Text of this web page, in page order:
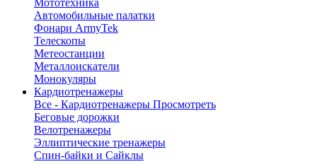
Мототехника
Автомобильные палатки
Фонари ArmyTek
Телескопы
Метеостанции
Металлоискатели
Монокуляры
Кардиотренажеры
Все - Кардиотренажеры Просмотреть
Беговые дорожки
Велотренажеры
Эллиптические тренажеры
Спин-байки и Сайклы